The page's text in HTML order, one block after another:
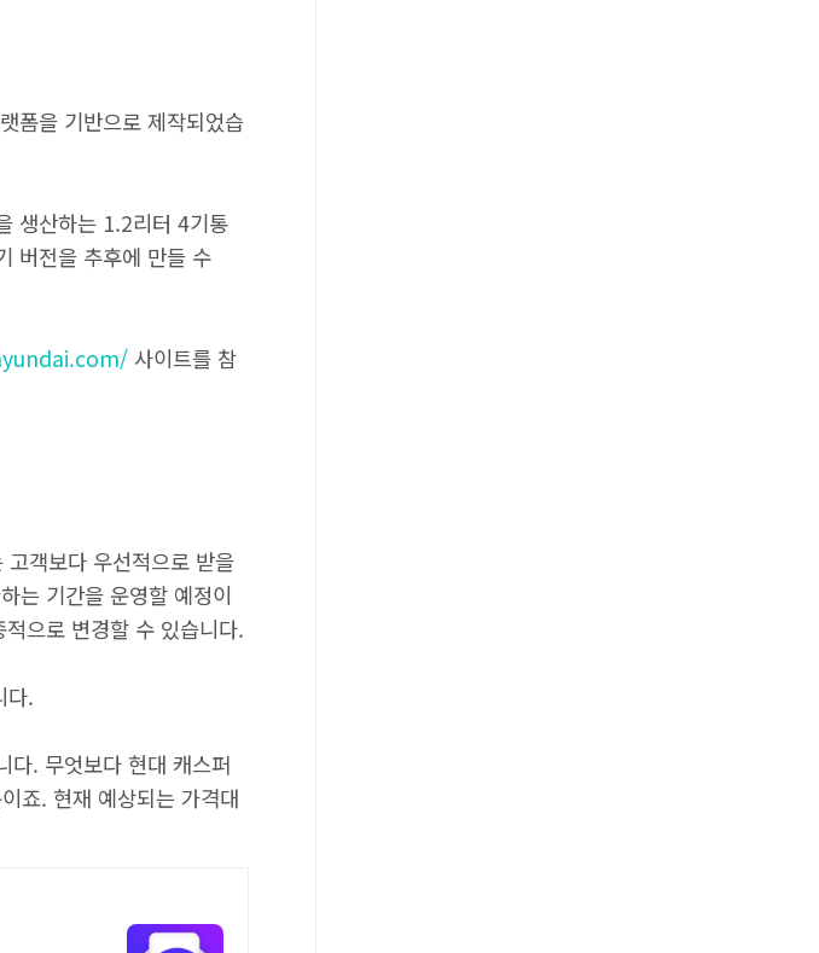
폼을 기반으로 제작되었습
생산하는 1.2리터 4기통
버전을 추후에 만들 수
사이트를 참
객보다 우선적으로 받을
는 기간을 운영할 예정이
으로 변경할 수 있습니다.
다.
다. 무엇보다 현대 캐스퍼
죠. 현재 예상되는 가격대